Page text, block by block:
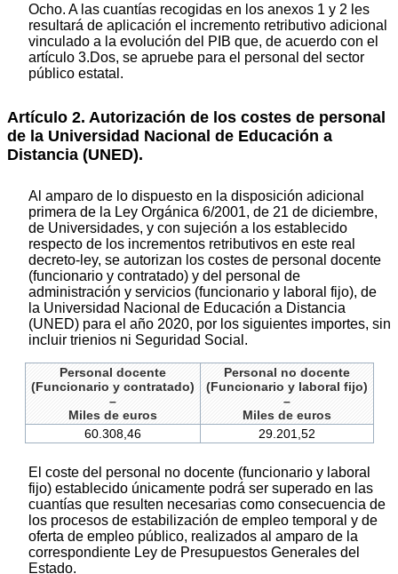
Ocho. A las cuantías recogidas en los anexos 1 y 2 les
resultará de aplicación el incremento retributivo adicional
vinculado a la evolución del PIB que, de acuerdo con el
artículo 3.Dos, se apruebe para el personal del sector
público estatal.
Artículo 2. Autorización de los costes de personal
de la Universidad Nacional de Educación a
Distancia (UNED).
Al amparo de lo dispuesto en la disposición adicional
primera de la Ley Orgánica 6/2001, de 21 de diciembre,
de Universidades, y con sujeción a los establecido
respecto de los incrementos retributivos en este real
decreto-ley, se autorizan los costes de personal docente
(funcionario y contratado) y del personal de
administración y servicios (funcionario y laboral fijo), de
la Universidad Nacional de Educación a Distancia
(UNED) para el año 2020, por los siguientes importes, sin
incluir trienios ni Seguridad Social.
Personal docente
(Funcionario y contratado)
–
Miles de euros
Personal no docente
(Funcionario y laboral fijo)
–
Miles de euros
60.308,46
29.201,52
El coste del personal no docente (funcionario y laboral
fijo) establecido únicamente podrá ser superado en las
cuantías que resulten necesarias como consecuencia de
los procesos de estabilización de empleo temporal y de
oferta de empleo público, realizados al amparo de la
correspondiente Ley de Presupuestos Generales del
Estado.